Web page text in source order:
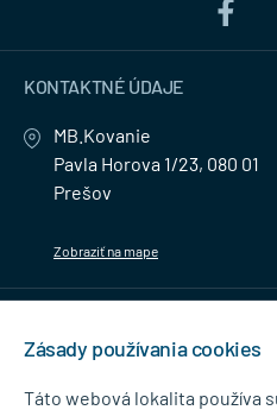
KONTAKTNÉ ÚDAJE
MB.Kovanie
Pavla Horova 1/23, 080 01
Prešov
Zobraziť na mape
NEWSLETTER
Zásady používania cookies
Táto webová lokalita používa